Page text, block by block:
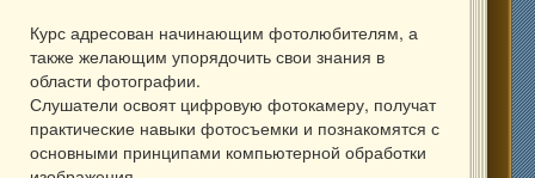
Курс адресован начинающим фотолюбителям, а
также желающим упорядочить свои знания в
области фотографии.
Слушатели освоят цифровую фотокамеру, получат
практические навыки фотосъемки и познакомятся с
основными принципами компьютерной обработки